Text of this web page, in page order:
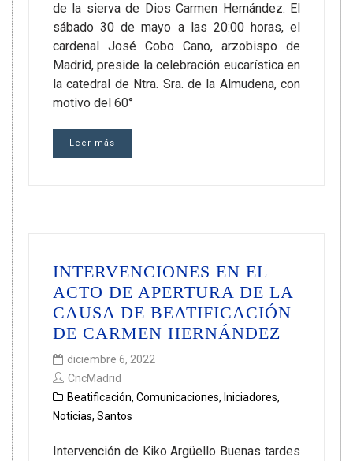
de la sierva de Dios Carmen Hernández. El
sábado 30 de mayo a las 20:00 horas, el
cardenal José Cobo Cano, arzobispo de
Madrid, preside la celebración eucarística en
la catedral de Ntra. Sra. de la Almudena, con
motivo del 60°
Leer más
INTERVENCIONES EN EL
ACTO DE APERTURA DE LA
CAUSA DE BEATIFICACIÓN
DE CARMEN HERNÁNDEZ
diciembre 6, 2022
CncMadrid
Beatificación, Comunicaciones, Iniciadores,
Noticias, Santos
Intervención de Kiko Argüello Buenas tardes